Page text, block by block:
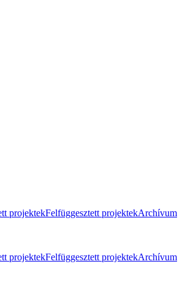
projektekFelfüggesztett projektekArchívum
projektekFelfüggesztett projektekArchívum